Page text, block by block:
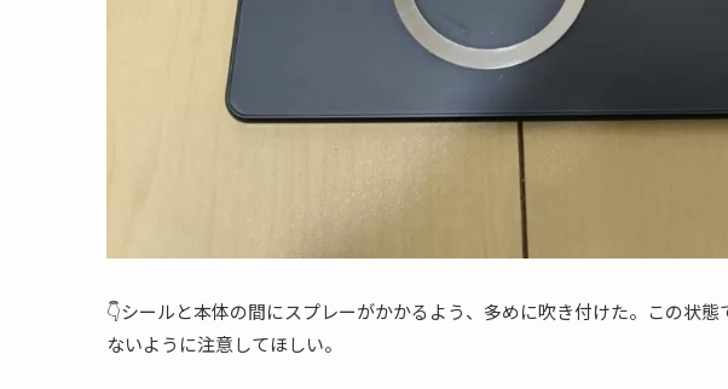
👇️シールと本体の間にスプレーがかかるよう、多めに吹き付けた。この状
ないように注意してほしい。